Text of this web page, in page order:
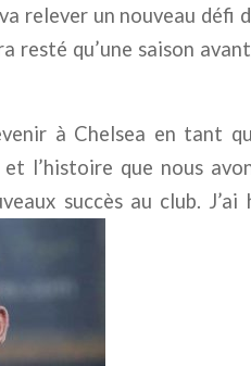
relever un nouveau défi
resté qu’une saison
à Chelsea en tant
l’histoire que nous
succès au club. J’ai